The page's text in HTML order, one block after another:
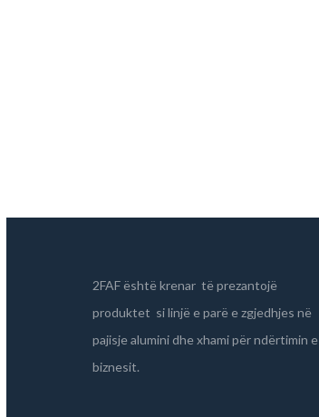
2FAF është krenar të prezantojë
produktet si linjë e parë e zgjedhjes në
pajisje alumini dhe xhami për ndërtimin e
biznesit.